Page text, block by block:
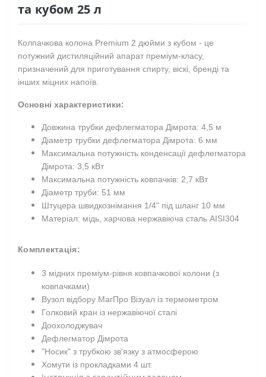
та кубом 25 л
Колпачкова колона Premium 2 дюйми з кубом - це
потужний дистиляційний апарат преміум-класу,
призначений для приготування спирту, віскі, бренді та
інших міцних напоїв.
Основні характеристики:
Довжина трубки дефлегматора Дімрота: 4,5 м
Діаметр трубки дефлегматора Дімрота: 6 мм
Максимальна потужність конденсації дефлегматора
Дімрота: 3,5 кВт
Максимальна потужність ковпачків: 2,7 кВт
Діаметр труби: 51 мм
Штуцера швидкознімання 1/4" під шланг 10 мм
Матеріал: мідь, харчова нержавіюча сталь AISI304
Комплектація:
3 мідних преміум-рівня ковпачкової колони (з
ковпачками)
Вузол відбору МагПро Візуал із термометром
Голковий кран із нержавіючої сталі
Доохолоджувач
Дефлегматор Дімрота
"Носик" з трубкою зв'язку з атмосферою
Хомути із прокладками 4 шт.